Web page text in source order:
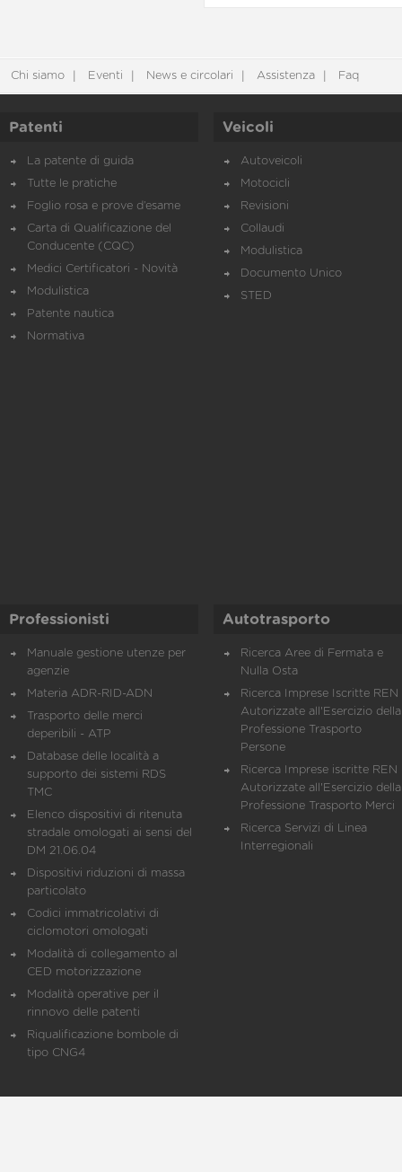
Chi siamo Eventi News e circolari Assistenza Faq
Patenti
La patente di guida
Tutte le pratiche
Foglio rosa e prove d’esame
Carta di Qualificazione del
Conducente (CQC)
Medici Certificatori - Novità
Modulistica
Patente nautica
Normativa
Veicoli
Autoveicoli
Motocicli
Revisioni
Collaudi
Modulistica
Documento Unico
STED
Professionisti
Manuale gestione utenze per
agenzie
Materia ADR-RID-ADN
Trasporto delle merci
deperibili - ATP
Database delle località a
supporto dei sistemi RDS
TMC
Elenco dispositivi di ritenuta
stradale omologati ai sensi del
DM 21.06.04
Dispositivi riduzioni di massa
particolato
Codici immatricolativi di
ciclomotori omologati
Modalità di collegamento al
CED motorizzazione
Modalità operative per il
rinnovo delle patenti
Riqualificazione bombole di
tipo CNG4
Autotrasporto
Ricerca Aree di Fermata e
Nulla Osta
Ricerca Imprese Iscritte REN
Autorizzate all'Esercizio della
Professione Trasporto
Persone
Ricerca Imprese iscritte REN
Autorizzate all'Esercizio della
Professione Trasporto Merci
Ricerca Servizi di Linea
Interregionali